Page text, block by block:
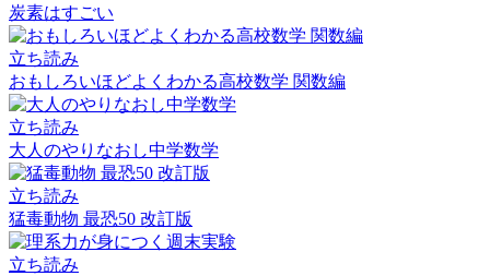
炭素はすごい
立ち読み
おもしろいほどよくわかる高校数学 関数編
立ち読み
大人のやりなおし中学数学
立ち読み
猛毒動物 最恐50 改訂版
立ち読み